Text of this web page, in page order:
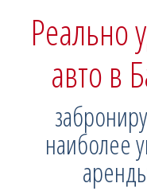
Реально
авто в
наиболее